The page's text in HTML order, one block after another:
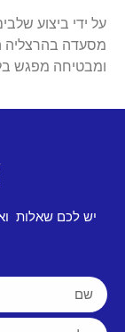
על ידי ביצוע
מסעדה בהרצליה
ומבטיחה מפגש
יש לכם שאלות